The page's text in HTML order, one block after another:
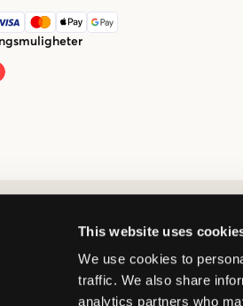
This website uses
We use cookies to
traffic. We also share
analytics partners who